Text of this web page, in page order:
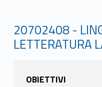
20702408 -
LETTERATURA
OBIETTIVI